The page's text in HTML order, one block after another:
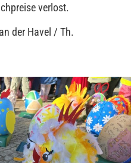
verlost.
der Havel / Th.